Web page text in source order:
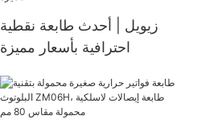
زيويل | أحدث طابعة نقطية
احترافية بأسعار مميزة